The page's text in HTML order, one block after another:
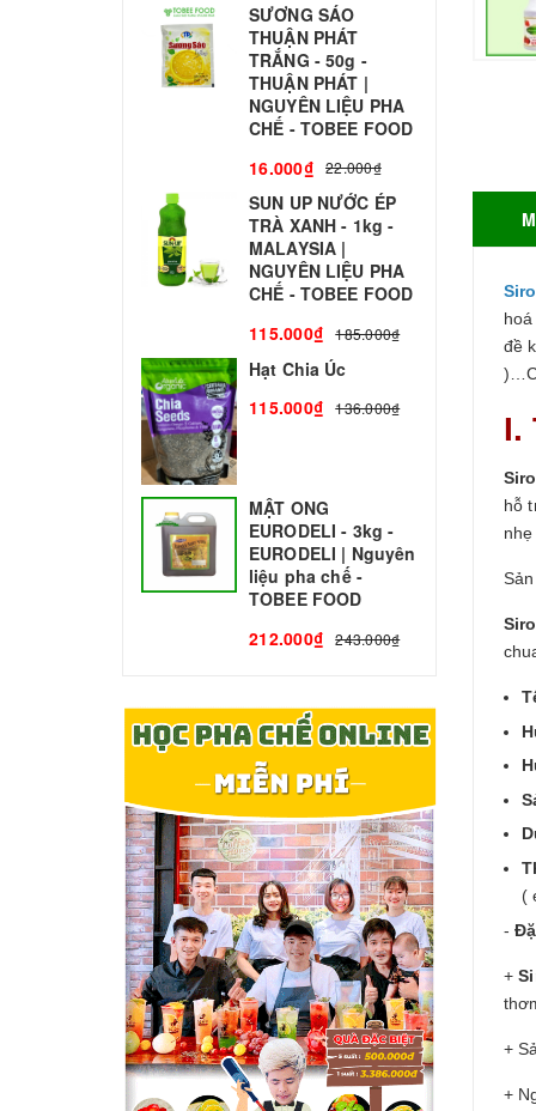
đề
I.
hỗ
(
-
+
+
+
SƯƠNG SÁO
THUẬN PHÁT
TRẮNG - 50g -
THUẬN PHÁT |
NGUYÊN LIỆU PHA
CHẾ - TOBEE FOOD
16.000₫ 22.000₫
SUN UP NƯỚC ÉP
TRÀ XANH - 1kg -
MALAYSIA |
NGUYÊN LIỆU PHA
CHẾ - TOBEE FOOD
115.000₫
185.000₫
Hạt Chia Úc
115.000₫
136.000₫
MẬT ONG
EURODELI - 3kg -
EURODELI | Nguyên
liệu pha chế -
TOBEE FOOD
212.000₫
243.000₫